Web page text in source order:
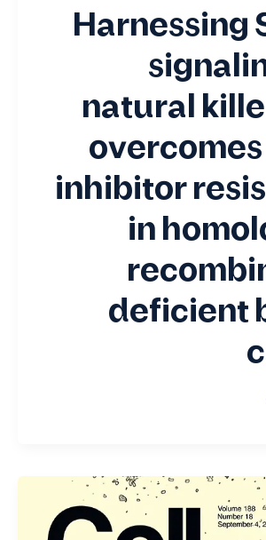
Harnessing
natural
overcomes
inhibitor
in
deficient